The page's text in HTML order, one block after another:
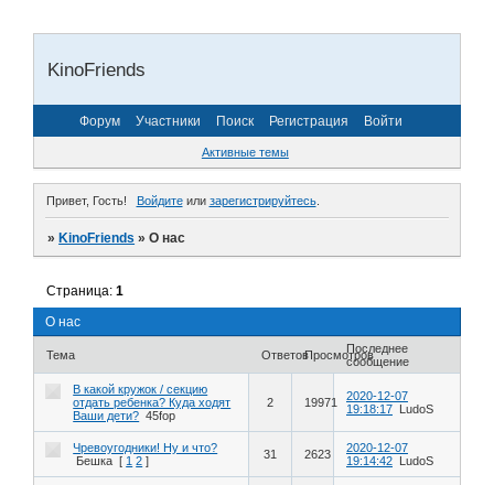
KinoFriends
Форум Участники Поиск Регистрация Войти
Активные темы
Привет, Гость! Войдитеили зарегистрируйтесь.
»KinoFriends »О нас
О нас
Страница:1
Тема ОтветовПросмотровПоследнее
сообщение
В какой кружок / секцию
отдать ребенка? Куда ходят
Ваши дети? 45fop
2 19971
2020-12-07
19:18:17
LudoS
Чревоугодники! Ну и что?
Бешка [ 1 2 ] 31 2623
2020-12-07
19:14:42
LudoS